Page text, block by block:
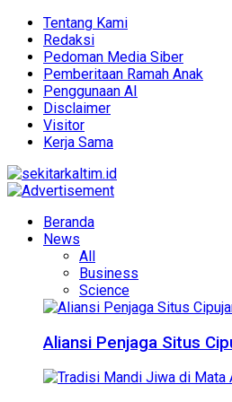
Tentang Kami
Redaksi
Pedoman Media Siber
Pemberitaan Ramah Anak
Penggunaan AI
Disclaimer
Visitor
Kerja Sama
Beranda
News
All
Business
Science
Aliansi Penjaga Situs